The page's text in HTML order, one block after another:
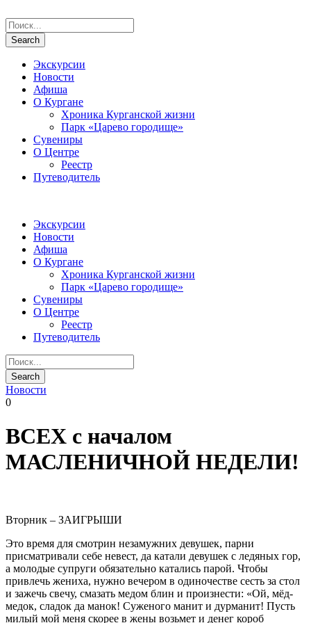
Экскурсии
Новости
Афиша
О Кургане
Хроника Курганской жизни
Парк «Царево городище»
Сувениры
О Центре
Реестр
Путеводитель
Экскурсии
Новости
Афиша
О Кургане
Хроника Курганской жизни
Парк «Царево городище»
Сувениры
О Центре
Реестр
Путеводитель
Новости
0
ВСЕХ с началом
МАСЛЕНИЧНОЙ НЕДЕЛИ!
Вторник – ЗАИГРЫШИ
Это время для смотрин незамужних девушек, парни
присматривали себе невест, да катали девушек с ледяных гор,
а молодые супруги обязательно катались парой. Чтобы
привлечь жениха, нужно вечером в одиночестве сесть за стол
и зажечь свечу, смазать медом блин и произнести: «Ой, мёд-
медок, сладок да манок! Суженого манит и дурманит! Пусть
милый мой меня скорее в жены возьмет и денег короб